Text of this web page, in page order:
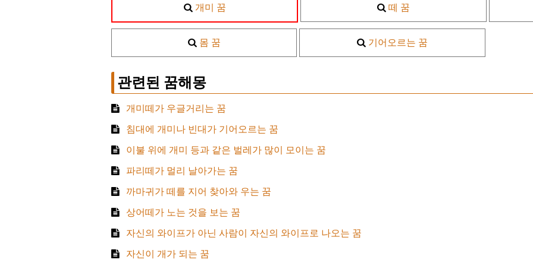
개미 꿈 떼 꿈
몸 꿈 기어오르는 꿈
관련된 꿈해몽
개미떼가 우글거리는 꿈
침대에 개미나 빈대가 기어오르는 꿈
이불 위에 개미 등과 같은 벌레가 많이 모이는 꿈
파리떼가 멀리 날아가는 꿈
까마귀가 떼를 지어 찾아와 우는 꿈
상어떼가 노는 것을 보는 꿈
자신의 와이프가 아닌 사람이 자신의 와이프로 나오는 꿈
자신이 개가 되는 꿈